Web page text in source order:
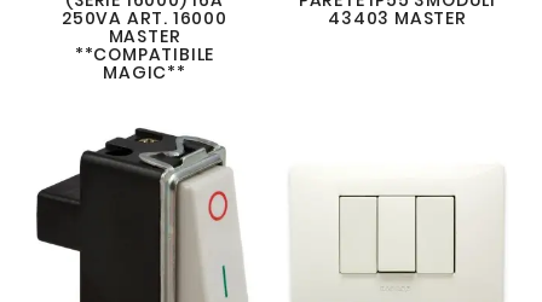
250VA ART. 16000
MASTER
**COMPATIBILE
MAGIC**
43403 MASTER